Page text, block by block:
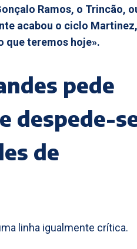
Ramos, o Trincão,
acabou o ciclo
que teremos hoje».
pede
despede-
de
linha igualmente crítica.